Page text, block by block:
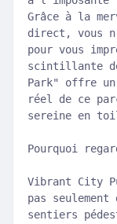
Grâce à la
direct, vous
pour vous
scintillante
Park" offre
réel de ce
sereine en
Pourquoi
Vibrant City
pas
sentiers